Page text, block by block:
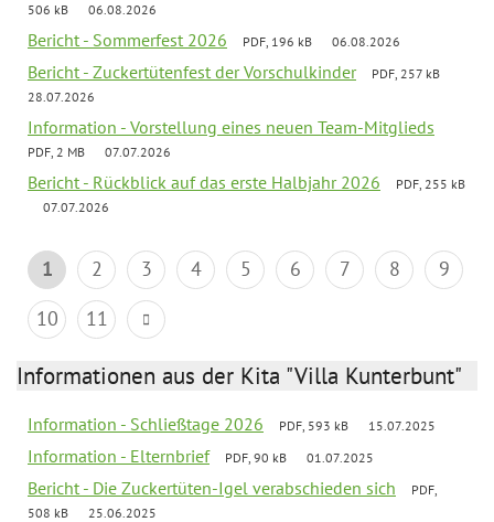
506 kB
06.08.2026
Bericht - Sommerfest 2026 PDF, 196 kB 06.08.2026
Bericht - Zuckertütenfest der Vorschulkinder
PDF, 257 kB
28.07.2026
Information - Vorstellung eines neuen Team-Mitglieds
PDF, 2 MB 07.07.2026
Bericht - Rückblick auf das erste Halbjahr 2026
PDF, 255 kB
07.07.2026
1 2 3 4 5 6 7 8
9
10
11
Informationen aus der Kita "Villa Kunterbunt"
Information - Schließtage 2026 PDF, 593 kB 15.07.2025
Information - Elternbrief PDF, 90 kB 01.07.2025
Bericht - Die Zuckertüten-Igel verabschieden sich
PDF,
508 kB
25.06.2025